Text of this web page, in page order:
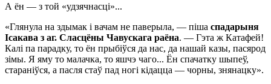
А ён — з той «удзячнасці»...
«Глянула на здымак і вачам не паверыла, — піша спадарыня
Ісакава з аг. Сласцёны Чавускага раёна. — Гэта ж Катафей!
Калі па парадку, то ён прыбіўся да нас, да нашай казы, пасярод
зімы. Я яму то малачка, то яшчэ чаго... Ён спачатку шыпеў,
стараніўся, а пасля стаў пад ногі кідацца — чорны, знянацку».